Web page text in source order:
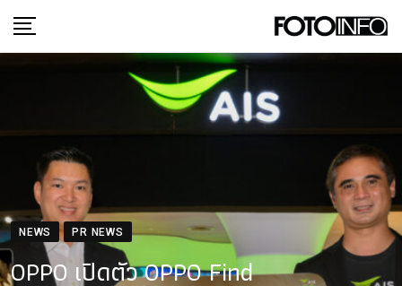
to
NEWS PR NEWS
OPPO เปิดตัว OPPO Find